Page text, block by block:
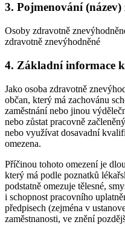
3. Pojmenování (název)
Osoby zdravotně
zdravotně znevýhodněné
4. Základní informace
Jako osoba zdravotně
občan, který má zachovánu
zaměstnání nebo jinou
nebo zůstat pracovně
nebo využívat dosavadní
omezena.
Příčinou tohoto omezení je
který má podle poznatků
podstatně omezuje tělesné,
i schopnost pracovního
předpisech (zejména v
zaměstnanosti, ve znění